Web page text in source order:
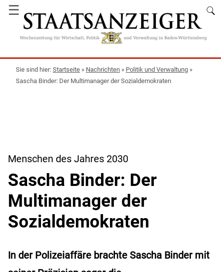
☰
Startseite » Nachrichten » Politik und Verwaltung »
Sascha Binder: Der Multimanager der Sozialdemokraten
Menschen des Jahres 2030
Sascha Binder: Der
Multimanager der
Sozialdemokraten
In der Polizeiaffäre brachte Sascha Binder mit